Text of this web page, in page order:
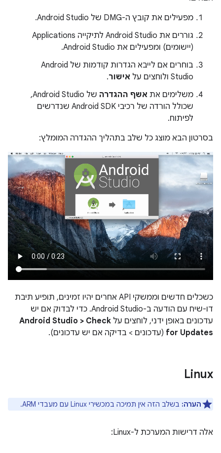
מפעילים את קובץ ה-DMG של Android Studio.
גוררים את Android Studio לתיקייה Applications
(יישומים) ומפעילים את Android Studio.
בוחרים אם לייבא הגדרות קודמות של Android
Studio ולוחצים על
אישור.
משלימים את אשף ההגדרה
של Android Studio,
שכולל הורדה של רכיבי Android SDK שנדרשים
לפיתוח.
בסרטון הבא מוצג כל שלב בתהליך ההגדרה המומלץ:
כשכלים חדשים וממשקי API אחרים יהיו זמינים, תופיע תיבת
דו-שיח עם הודעה ב-Android Studio. כדי לבדוק אם יש
עדכונים באופן ידני, לוחצים על Android Studio > Check
for Updates (עדכונים > בדיקה אם יש עדכונים).
Linux
הערה: בשלב הזה אין תמיכה במכשירי Linux עם מעבדי ARM.
אלה דרישות המערכת ל-Linux: